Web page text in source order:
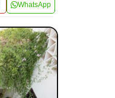
WhatsApp